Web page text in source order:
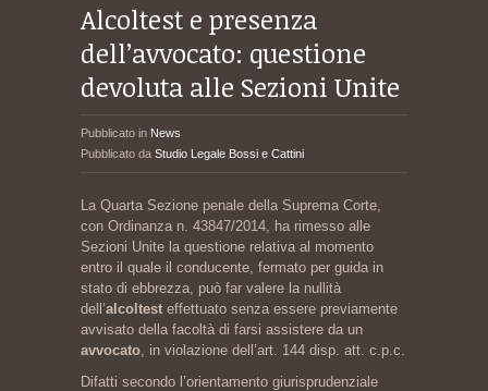
Alcoltest e presenza
dell’avvocato: questione
devoluta alle Sezioni Unite
Pubblicato in News
Pubblicato da Studio Legale Bossi e Cattini
La Quarta Sezione penale della Suprema Corte,
con Ordinanza n. 43847/2014, ha rimesso alle
Sezioni Unite la questione relativa al momento
entro il quale il conducente, fermato per guida in
stato di ebbrezza, può far valere la nullità
dell’alcoltest effettuato senza essere previamente
avvisato della facoltà di farsi assistere da un
avvocato, in violazione dell’art. 144 disp. att. c.p.c.
Difatti secondo l’orientamento giurisprudenziale